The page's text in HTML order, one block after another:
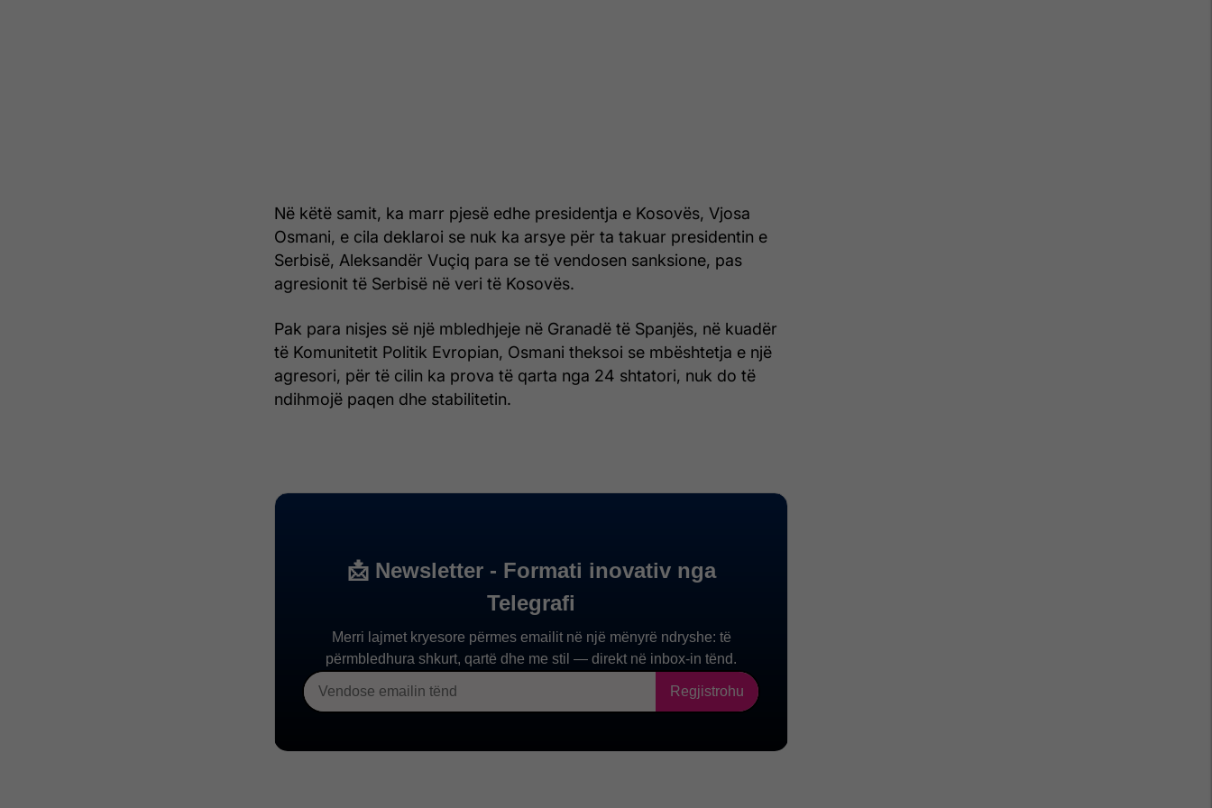
Në këtë samit, ka marr pjesë edhe presidentja e Kosovës, Vjosa
Osmani, e cila deklaroi se nuk ka arsye për ta takuar presidentin e
Serbisë, Aleksandër Vuçiq para se të vendosen sanksione, pas
agresionit të Serbisë në veri të Kosovës.
Pak para nisjes së një mbledhjeje në Granadë të Spanjës, në kuadër
të Komunitetit Politik Evropian, Osmani theksoi se mbështetja e një
agresori, për të cilin ka prova të qarta nga 24 shtatori, nuk do të
ndihmojë paqen dhe stabilitetin.